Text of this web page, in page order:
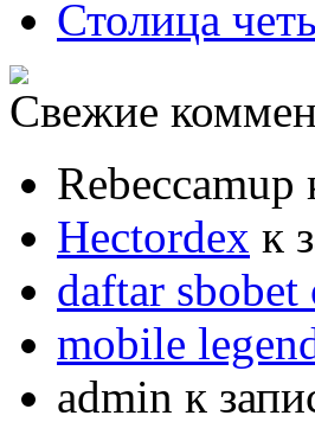
Столица
Свежие
Rebeccamup
Hectordex к
daftar sbobet
mobile
admin к